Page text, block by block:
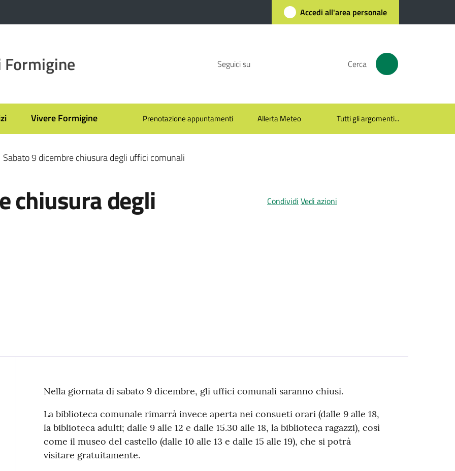
Accedi all'area personale
Formigine Seguici su Cerca
Vivere Formigine Prenotazione appuntamenti Allerta Meteo Tutti gli argomenti...
Sabato 9 dicembre chiusura degli uffici comunali
chiusura degli
Condividi Vedi azioni
Contenuto
Nella giornata di sabato 9 dicembre, gli uffici comunali saranno chiusi.
La biblioteca comunale rimarrà invece aperta nei consueti orari (dalle 9 alle 18,
la biblioteca adulti; dalle 9 alle 12 e dalle 15.30 alle 18, la biblioteca ragazzi), così
come il museo del castello (dalle 10 alle 13 e dalle 15 alle 19), che si potrà
visitare gratuitamente.